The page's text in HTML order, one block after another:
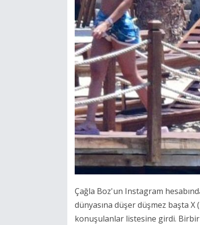
Çağla Boz'un Instagram
dünyasına düşer düşmez başta
konuşulanlar listesine girdi.